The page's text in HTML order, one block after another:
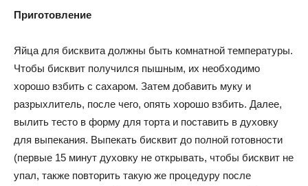
Приготовление
Яйца для бисквита должны быть комнатной температуры.
Чтобы бисквит получился пышным, их необходимо
хорошо взбить с сахаром. Затем добавить муку и
разрыхлитель, после чего, опять хорошо взбить. Далее,
вылить тесто в форму для торта и поставить в духовку
для выпекания. Выпекать бисквит до полной готовности
(первые 15 минут духовку не открывать, чтобы бисквит не
упал, также повторить такую же процедуру после